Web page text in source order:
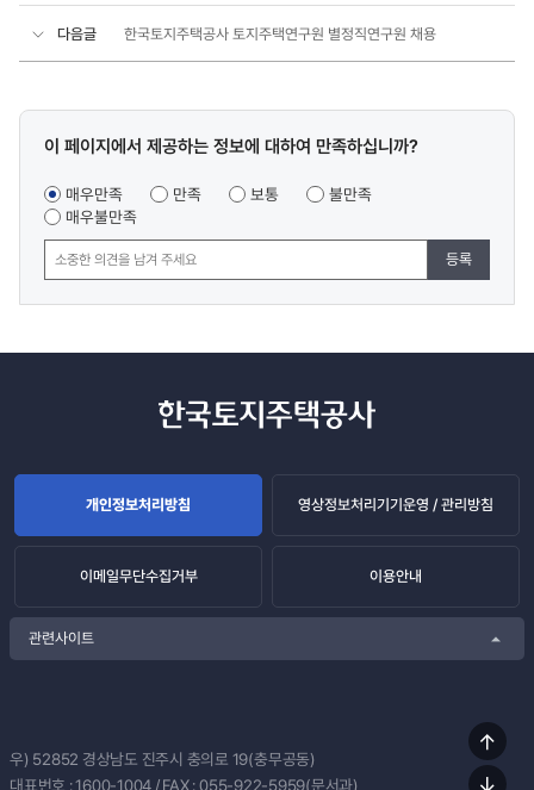
다음글 한국토지주택공사 토지주택연구원 별정직연구원 채용
콘텐츠
조사
이 페이지에서 제공하는 정보에 대하여 만족하십니까?
매우만족 만족 보통
불만족
매우불만족
등록
개인정보처리방침 영상정보처리기기운영 / 관리방침
이메일무단수집거부 이용안내
관련사이트
우) 52852 경상남도 진주시 충의로 19(충무공동)
대표번호 :1600-1004 / FAX : 055-922-5959(문서과)
상단
이동